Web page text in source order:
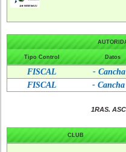
Tipo Control Datos
FISCAL -
FISCAL
-
1RAS.
CLUB